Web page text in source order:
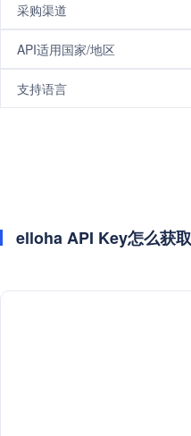
采购渠道
API适用国家/地区
支持语言
elloha API Key怎么获